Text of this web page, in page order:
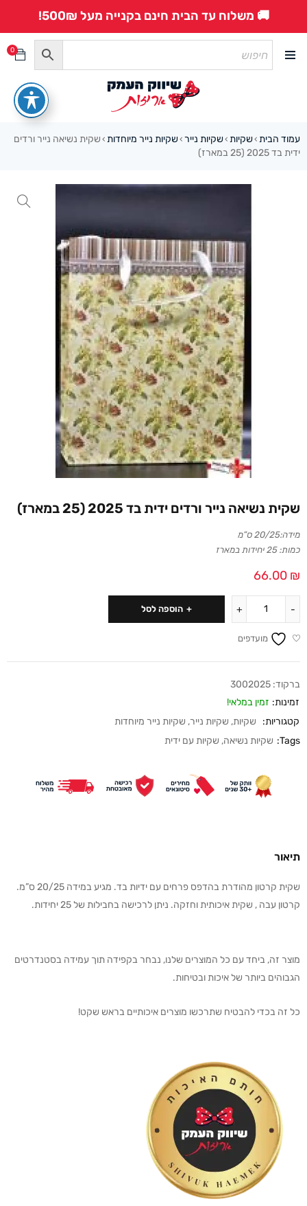
🚚 משלוח עד הבית חינם בקנייה מעל 500₪!
0
עמוד הבית ›שקיות ›שקיות נייר ›שקיות נייר מיוחדות › שקית נשיאה נייר ורדים
ידית בד 2025 (25 במארז)
שקית נשיאה נייר ורדים ידית בד 2025 (25 במארז)
מידה:20/25 ס”מ
כמות: 25 יחידות במארז
66.00 ₪
הוספה לסל
מועדפים
ברקוד: 3002025
זמינות: זמין במלאי!
קטגוריות:
שקיות, שקיות נייר, שקיות נייר מיוחדות
Tags: שקיות נשיאה, שקיות עם ידית
תיאור
שקית קרטון מהודרת בהדפס פרחים עם ידיות בד. מגיע במידה 20/25 ס”מ.
קרטון עבה , שקית איכותית וחזקה. ניתן לרכישה בחבילות של 25 יחידות.
מוצר זה, ביחד עם כל המוצרים שלנו, נבחר בקפידה תוך עמידה בסטנדרטים
הגבוהים ביותר של איכות ובטיחות.
כל זה בכדי להבטיח שתרכשו מוצרים איכותיים בראש שקט!